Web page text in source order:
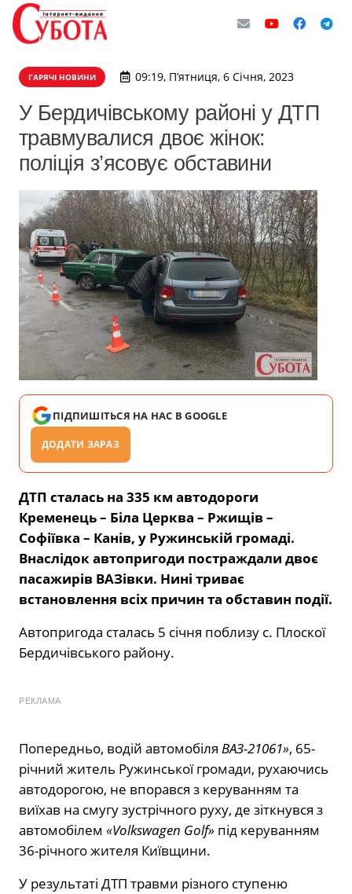
ГАРЯЧІ НОВИНИ 09:19, П’ятниця, 6 Січня, 2023
У Бердичівському районі у ДТП
травмувалися двоє жінок:
поліція з’ясовує обставини
ПІДПИШІТЬСЯ НА НАС В GOOGLE
ДОДАТИ ЗАРАЗ
ДТП сталась на 335 км автодороги
Кременець – Біла Церква – Ржищів –
Софіївка – Канів, у Ружинській громаді.
Внаслідок автопригоди постраждали двоє
пасажирів ВАЗівки. Нині триває
встановлення всіх причин та обставин події.
Автопригода сталась 5 січня поблизу с. Плоскої
Бердичівського району.
РЕКЛАМА
Попередньо, водій автомобіля ВАЗ-21061», 65-
річний житель Ружинської громади, рухаючись
автодорогою, не впорався з керуванням та
виїхав на смугу зустрічного руху, де зіткнувся з
автомобілем «Volkswagen Golf» під керуванням
36-річного жителя Київщини.
У результаті ДТП травми різного ступеню